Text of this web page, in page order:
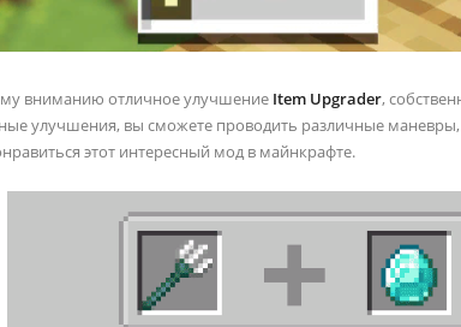
вниманию отличное улучшение Item Upgrader,
улучшения, вы сможете проводить различные
этот интересный мод в майнкрафте.